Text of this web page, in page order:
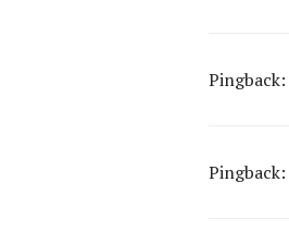
Pingback:
Pingback: